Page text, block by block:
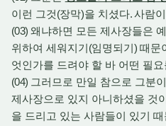
이런 그것(장막)을 치셨다.사람이
(03) 왜냐하면 모든 제사장들은
위하여 세워지기(임명되기)때문
엇인가를 드려야 할 바 어떤 필
(04) 그러므로 만일 참으로 그분
제사장으로 있지 아니하셨을 것
을 드리고 있는 사람들이 있기